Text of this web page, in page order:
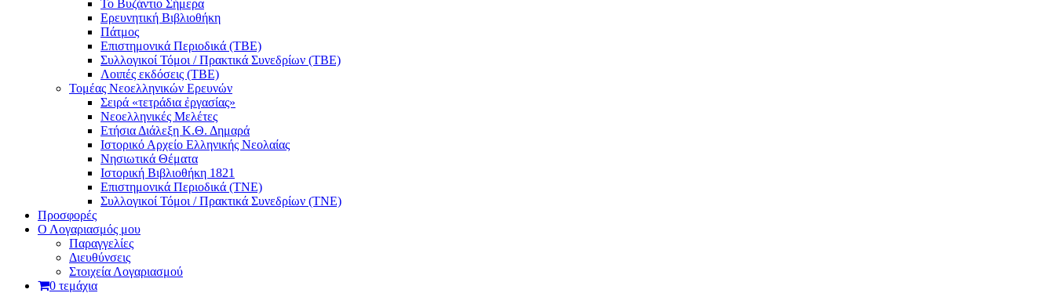
Το Βυζάντιο Σήμερα
Ερευνητική Βιβλιοθήκη
Πάτμος
Επιστημονικά Περιοδικά (ΤΒΕ)
Συλλογικοί Τόμοι / Πρακτικά Συνεδρίων (ΤΒΕ)
Λοιπές εκδόσεις (ΤΒΕ)
Τομέας Νεοελληνικών Ερευνών
Σειρά «τετράδια ἐργασίας»
Νεοελληνικές Μελέτες
Eτήσια Διάλεξη K.Θ. Δημαρά
Ιστορικό Αρχείο Ελληνικής Νεολαίας
Νησιωτικά Θέματα
Ιστορική Βιβλιοθήκη 1821
Επιστημονικά Περιοδικά (ΤΝΕ)
Συλλογικοί Τόμοι / Πρακτικά Συνεδρίων (ΤΝΕ)
Προσφορές
Ο Λογαριασμός μου
Παραγγελίες
Διευθύνσεις
Στοιχεία Λογαριασμού
0 τεμάχια